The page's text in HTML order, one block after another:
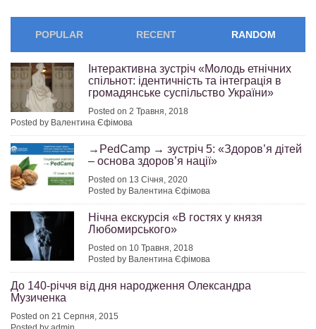
POPULAR RECENT RANDOM
Інтерактивна зустріч «Молодь етнічних
спільнот: ідентичність та інтеграція в
громадянське суспільство України»
Posted on 2 Травня, 2018
Posted by Валентина Єфімова
→PedCamp → зустріч 5: «Здоров’я дітей
– основа здоров’я нації»
Posted on 13 Січня, 2020
Posted by Валентина Єфімова
Нічна екскурсія «В гостях у князя
Любомирського»
Posted on 10 Травня, 2018
Posted by Валентина Єфімова
До 140-річчя від дня народження Олександра
Музиченка
Posted on 21 Серпня, 2015